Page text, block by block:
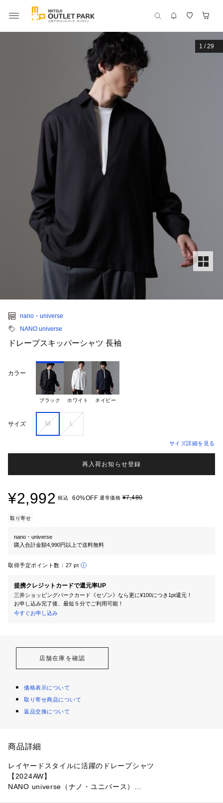
1 /29
nano・universe
NANO universe
ドレープスキッパーシャツ 長袖
カラー
ブラック ホワイト ネイビー
サイズ Ｍ Ｌ
サイズ詳細を見る
再入荷お知らせ登録
¥2,992 税込 60%OFF 通常価格¥7,480
取り寄せ
nano・universe
購入合計金額4,990円以上で送料無料
取得予定ポイント数： 27 pt
提携クレジットカードで還元率UP
三井ショッピングパークカード《セゾン》なら更に¥100につき1pt還元！
お申し込み完了後、最短５分でご利用可能！
今すぐお申し込み
店舗在庫を確認
価格表示について
取り寄せ商品について
返品交換について
商品詳細
レイヤードスタイルに活躍のドレープシャツ
【2024AW】
NANO universe（ナノ・ユニバース）